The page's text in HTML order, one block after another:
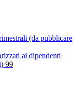
(da pubblicare
ai dipendenti
99